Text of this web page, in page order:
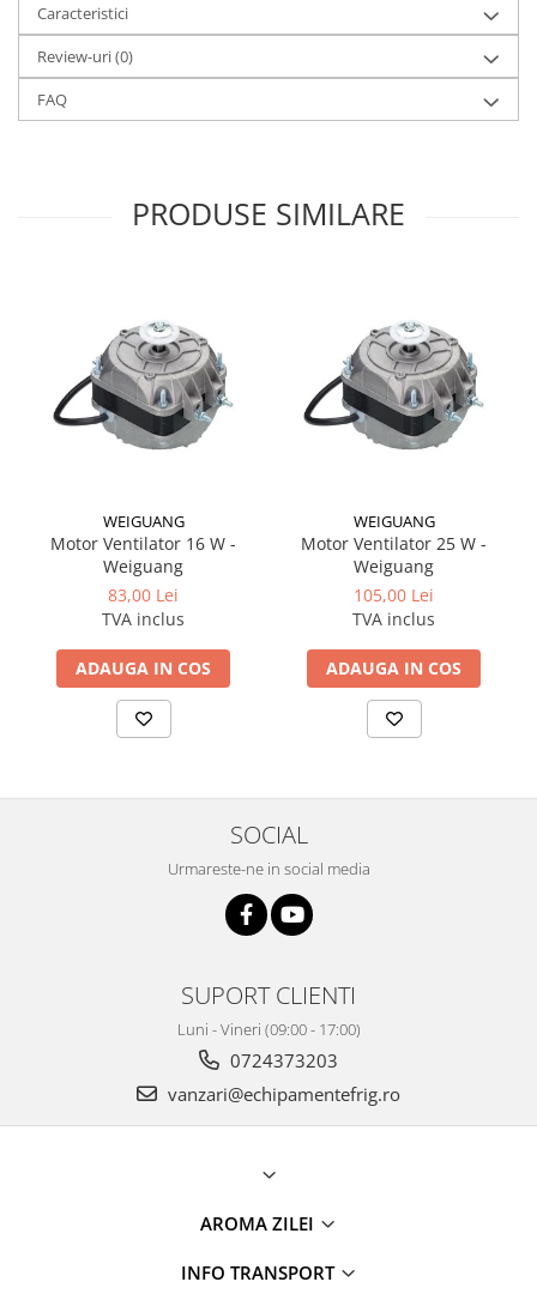
Caracteristici
Review-uri(0)
FAQ
PRODUSE SIMILARE
WEIGUANG
Motor Ventilator 16 W -
Weiguang
83,00 Lei
TVA inclus
ADAUGA IN COS
WEIGUANG
Motor Ventilator 25 W -
Weiguang
105,00 Lei
TVA inclus
ADAUGA IN COS
SOCIAL
Urmareste-ne in social media
SUPORT CLIENTI
Luni - Vineri (09:00 - 17:00)
0724373203
vanzari@echipamentefrig.ro
AROMA ZILEI
INFO TRANSPORT